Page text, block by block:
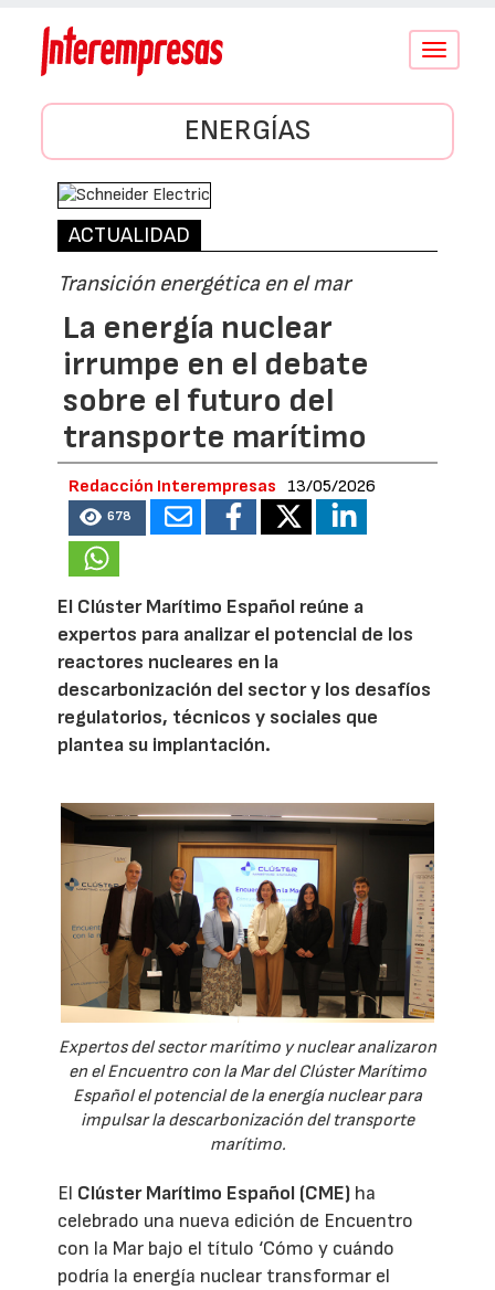
Conmutar
ENERGÍAS
ACTUALIDAD
Transición energética en el mar
La energía nuclear
irrumpe en el debate
sobre el futuro del
transporte marítimo
Redacción Interempresas 13/05/2026
678
El Clúster Marítimo Español reúne a
expertos para analizar el potencial de los
reactores nucleares en la
descarbonización del sector y los desafíos
regulatorios, técnicos y sociales que
plantea su implantación.
Expertos del sector marítimo y nuclear analizaron
en el Encuentro con la Mar del Clúster Marítimo
Español el potencial de la energía nuclear para
impulsar la descarbonización del transporte
marítimo.
El Clúster Marítimo Español (CME) ha
celebrado una nueva edición de Encuentro
con la Mar bajo el título ‘Cómo y cuándo
podría la energía nuclear transformar el